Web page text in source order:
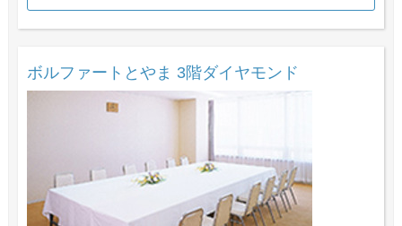
ボルファートとやま 3階ダイヤモンド